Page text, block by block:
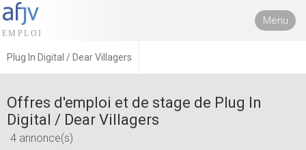
Menu
Plug In Digital / Dear Villagers
Offres d'emploi et de stage de Plug In
Digital / Dear Villagers
4 annonce(s)